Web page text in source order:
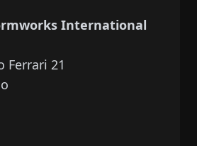
International
Ferrari 21